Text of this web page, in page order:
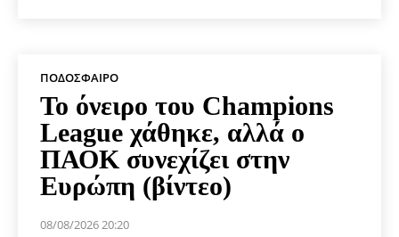
ΠΟΔΌΣΦΑΙΡΟ
Το όνειρο του Champions
League χάθηκε, αλλά ο
ΠΑΟΚ συνεχίζει στην
Ευρώπη (βίντεο)
08/08/2026 20:20